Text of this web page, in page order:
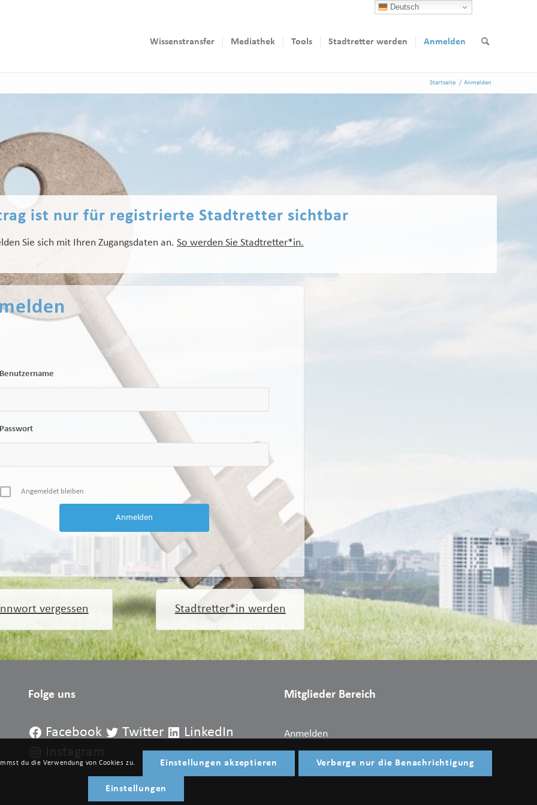
Wissenstransfer Mediathek Tools Stadtretter werden Anmelden
Startseite / Anmelden
ist nur für registrierte Stadtretter sichtbar
Sie sich mit Ihren Zugangsdaten an. So werden Sie Stadtretter*in.
Angemeldet bleiben
vergessen Stadtretter*in werden
Folge uns
Facebook Twitter
LinkedIn
Mitglieder Bereich
Anmelden
du die Verwendung von Cookies zu. Einstellungen akzeptieren Verberge nur die Benachrichtigung
Einstellungen
Deutsch